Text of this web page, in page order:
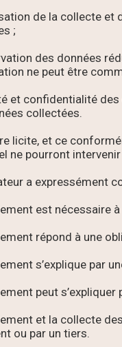
de la collecte et
;
des données
ne peut être
et confidentialité des
collectées.
licite, et ce
ne pourront
a expressément
est nécessaire
répond à une
s’explique par
peut s’expliquer
et la collecte
ou par un tiers.